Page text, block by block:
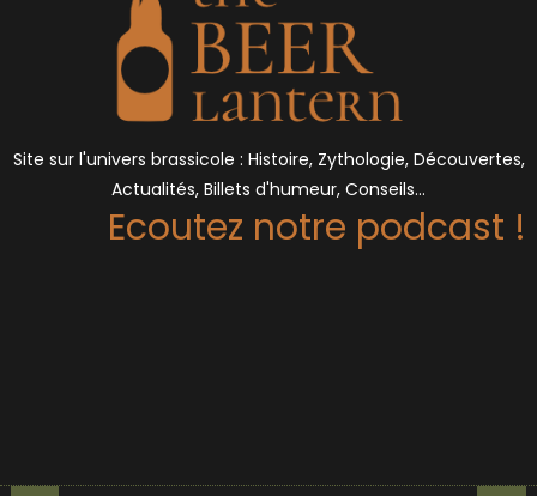
Site sur l'univers brassicole : Histoire, Zythologie, Découvertes,
Actualités, Billets d'humeur, Conseils…
Ecoutez notre podcast !